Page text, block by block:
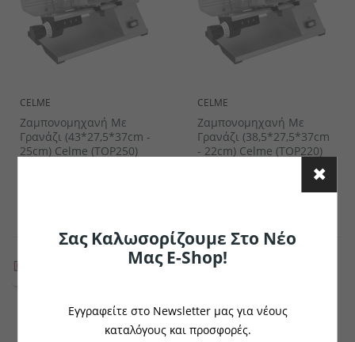
CELME
Ζαμπονομηχανή Με
Γρανάζι (43*27,5*37cm -
25cm) Celme (TOP250)
CELME
Ζαμπονομηχανή Με
Γρανάζι (38,5*27,5*37cm
- 22cm) Celme (TOP220)
Σας Καλωσορίζουμε Στο Νέο
Μας E-Shop!
Εγγραφείτε στο Newsletter μας για νέους
καταλόγους και προσφορές.